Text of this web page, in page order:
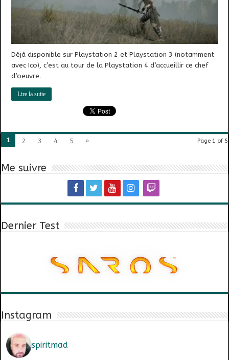
Déjà disponible sur Playstation 2 et Playstation 3 (notamment
avec Ico), c’est au tour de la Playstation 4 d’accueillir ce chef
d’oeuvre.
Lire la suite
Page 1 of 5
1 2 3 4 5 »
Me suivre
Dernier Test
Instagram
spiritmad